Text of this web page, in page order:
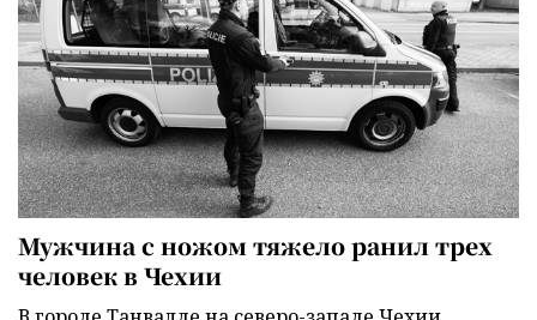
Мужчина с ножом тяжело ранил трех
человек в Чехии